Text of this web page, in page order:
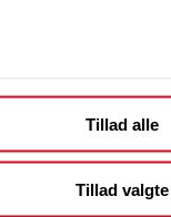
Tillad alle
Tillad valgte
vi som
købes fra
tusinde
maskiner. Du